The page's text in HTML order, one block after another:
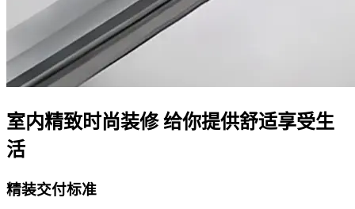
室内精致时尚装修 给你提供舒适享受生
活
精装交付标准